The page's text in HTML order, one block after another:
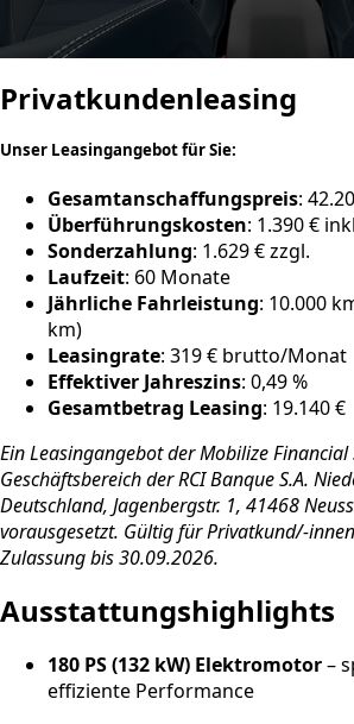
Privatkundenleasing
Unser Leasingangebot für Sie:
Gesamtanschaffungspreis:
Überführungskosten: 1.390 €
Sonderzahlung: 1.629 € zzgl.
Laufzeit: 60 Monate
Jährliche Fahrleistung: 10.000
km)
Leasingrate: 319 € brutto/Monat
Effektiver Jahreszins: 0,49 %
Gesamtbetrag Leasing: 19.140 €
Ein Leasingangebot der Mobilize Financial
Geschäftsbereich der RCI Banque S.A.
Deutschland, Jagenbergstr. 1, 41468
vorausgesetzt. Gültig für Privatkund/-
Zulassung bis 30.09.2026.
Ausstattungshighlights
180 PS (132 kW) Elektromotor–
effiziente Performance